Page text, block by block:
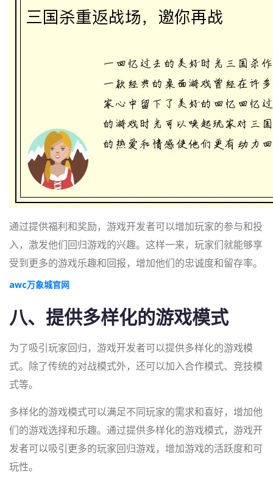
通过提供福利和奖励，游戏开发者可以增加玩家的参与和投
入，激发他们回归游戏的兴趣。这样一来，玩家们就能够享
受到更多的游戏乐趣和回报，增加他们的忠诚度和留存率。
awc万象城官网
八、提供多样化的游戏模式
为了吸引玩家回归，游戏开发者可以提供多样化的游戏模
式。除了传统的对战模式外，还可以加入合作模式、竞技模
式等。
多样化的游戏模式可以满足不同玩家的需求和喜好，增加他
们的游戏选择和乐趣。通过提供多样化的游戏模式，游戏开
发者可以吸引更多的玩家回归游戏，增加游戏的活跃度和可
玩性。